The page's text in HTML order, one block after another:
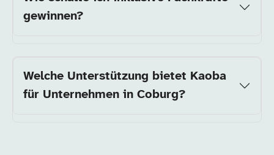
gewinnen?
Welche Unterstützung bietet Kaoba
für Unternehmen in Coburg?